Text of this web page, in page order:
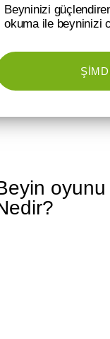
Beyninizi
okuma ile beyninizi